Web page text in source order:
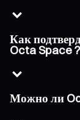
Как
Octa Space ?
Можно ли